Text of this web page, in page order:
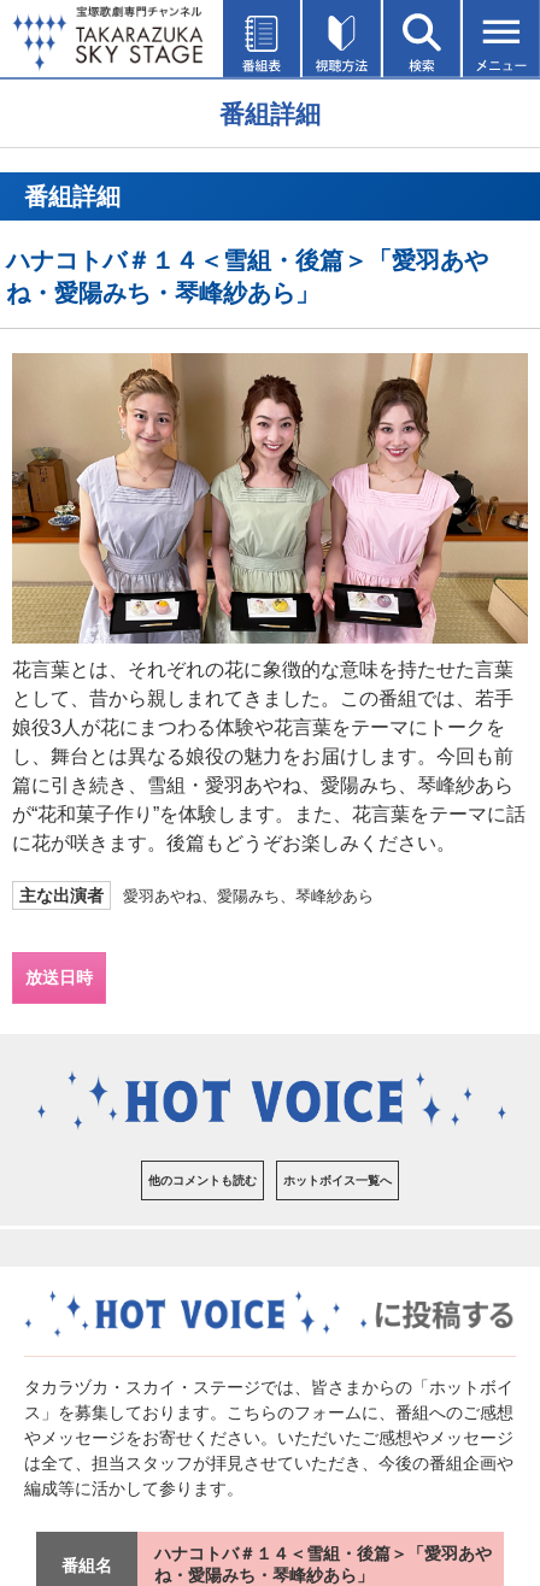
番組詳細
番組詳細
ハナコトバ＃１４＜雪組・後篇＞「愛羽あや
ね・愛陽みち・琴峰紗あら」
花言葉とは、それぞれの花に象徴的な意味を持たせた言葉
として、昔から親しまれてきました。この番組では、若手
娘役3人が花にまつわる体験や花言葉をテーマにトークを
し、舞台とは異なる娘役の魅力をお届けします。今回も前
篇に引き続き、雪組・愛羽あやね、愛陽みち、琴峰紗あら
が“花和菓子作り”を体験します。また、花言葉をテーマに話
に花が咲きます。後篇もどうぞお楽しみください。
主な出演者 愛羽あやね、愛陽みち、琴峰紗あら
放送日時
他のコメントも読む ホットボイス一覧へ
タカラヅカ・スカイ・ステージでは、皆さまからの「ホットボイ
ス」を募集しております。こちらのフォームに、番組へのご感想
やメッセージをお寄せください。いただいたご感想やメッセージ
は全て、担当スタッフが拝見させていただき、今後の番組企画や
編成等に活かして参ります。
番組名
ハナコトバ＃１４＜雪組・後篇＞「愛羽あや
ね・愛陽みち・琴峰紗あら」